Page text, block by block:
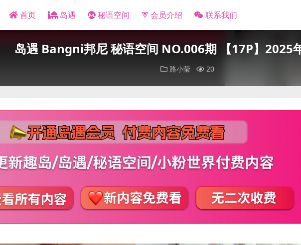
首页 岛遇 秘语空间 会员介绍 联系我们
岛遇 Bangni邦尼 秘语空间 NO.006期 【17P】2025
路小莹 20